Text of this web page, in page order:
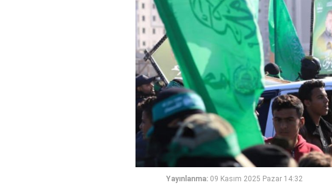
Yayınlanma: 09 Kasım 2025 Pazar 14:32